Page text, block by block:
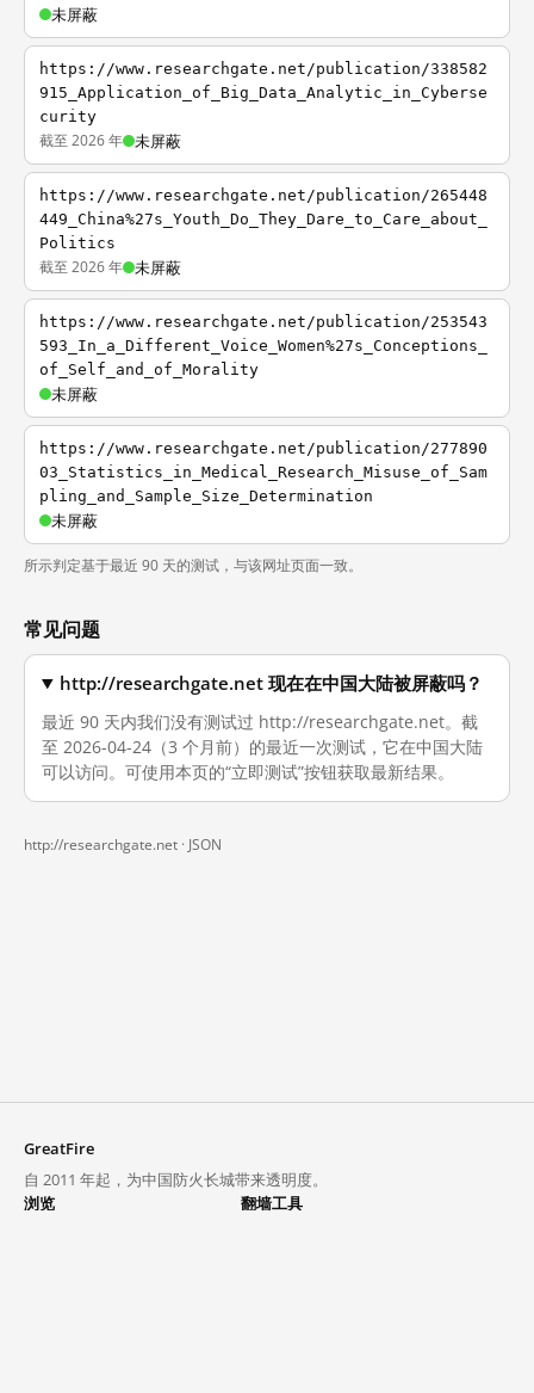
未屏蔽
https://www.researchgate.net/publication/338582
915_Application_of_Big_Data_Analytic_in_Cyberse
curity
截至 2026 年 未屏蔽
https://www.researchgate.net/publication/265448
449_China%27s_Youth_Do_They_Dare_to_Care_about_
Politics
截至 2026 年 未屏蔽
https://www.researchgate.net/publication/253543
593_In_a_Different_Voice_Women%27s_Conceptions_
of_Self_and_of_Morality
未屏蔽
https://www.researchgate.net/publication/277890
03_Statistics_in_Medical_Research_Misuse_of_Sam
pling_and_Sample_Size_Determination
未屏蔽
所示判定基于最近 90 天的测试，与该网址页面一致。
常见问题
http://researchgate.net 现在在中国大陆被屏蔽吗？
最近 90 天内我们没有测试过 http://researchgate.net。截
至 2026-04-24（3 个月前）的最近一次测试，它在中国大陆
可以访问。可使用本页的“立即测试”按钮获取最新结果。
http://researchgate.net · JSON
GreatFire
自 2011 年起，为中国防火长城带来透明度。
浏览
翻墙工具